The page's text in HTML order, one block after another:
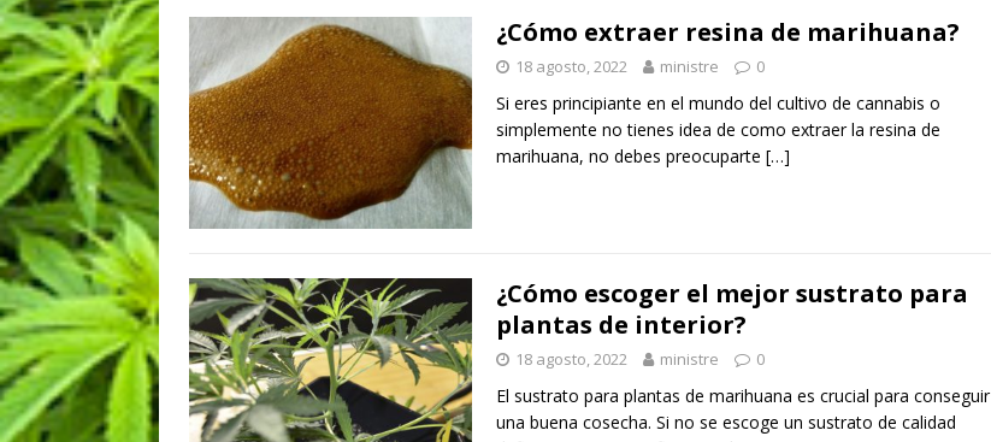
¿Cómo extraer resina de marihuana?
18 agosto, 2022 ministre 0
Si eres principiante en el mundo del cultivo de cannabis o
simplemente no tienes idea de como extraer la resina de
marihuana, no debes preocuparte […]
¿Cómo escoger el mejor sustrato para
plantas de interior?
18 agosto, 2022 ministre 0
El sustrato para plantas de marihuana es crucial para conseguir
una buena cosecha. Si no se escoge un sustrato de calidad